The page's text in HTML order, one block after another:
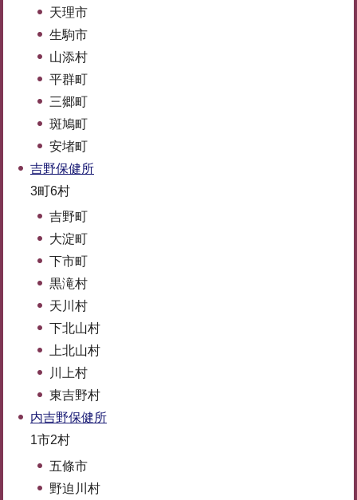
天理市
生駒市
山添村
平群町
三郷町
斑鳩町
安堵町
吉野保健所
3町6村
吉野町
大淀町
下市町
黒滝村
天川村
下北山村
上北山村
川上村
東吉野村
内吉野保健所
1市2村
五條市
野迫川村